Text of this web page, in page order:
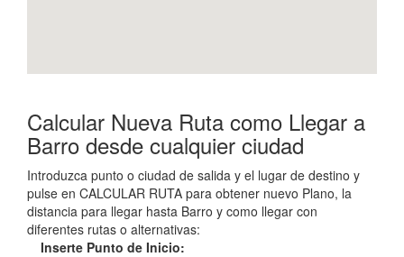
Calcular Nueva Ruta como Llegar a
Barro desde cualquier ciudad
Introduzca punto o ciudad de salida y el lugar de destino y
pulse en CALCULAR RUTA para obtener nuevo Plano, la
distancia para llegar hasta Barro y como llegar con
diferentes rutas o alternativas:
Inserte Punto de Inicio: